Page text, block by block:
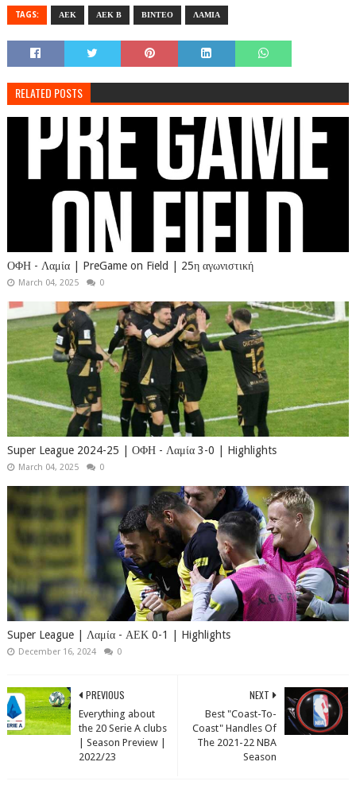
TAGS: ΑΕΚ ΑΕΚ Β ΒΙΝΤΕΟ ΛΑΜΙΑ
RELATED POSTS
ΟΦΗ - Λαμία | PreGame on Field | 25η αγωνιστική
March 04, 2025 0
Super League 2024-25 | ΟΦΗ - Λαμία 3-0 | Highlights
March 04, 2025 0
Super League | Λαμία - ΑΕΚ 0-1 | Highlights
December 16, 2024 0
NEXT
Best "Coast-To-
Coast" Handles Of
The 2021-22 NBA
Season
PREVIOUS
Everything about
the 20 Serie A clubs
| Season Preview |
2022/23